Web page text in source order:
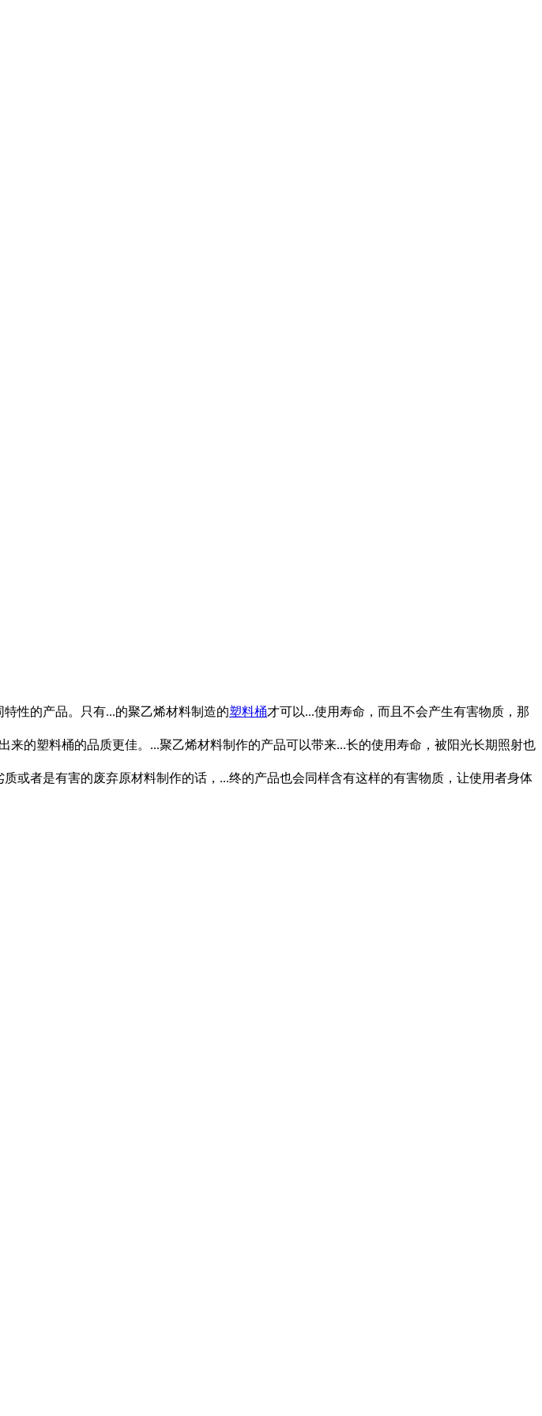
性的产品。只有...的聚乙烯材料制造的塑料桶才可以...使用寿命，而且不会产生有害物质，那
塑料桶的品质更佳。...聚乙烯材料制作的产品可以带来...长的使用寿命，被阳光长期照射也
者是有害的废弃原材料制作的话，...终的产品也会同样含有这样的有害物质，让使用者身体